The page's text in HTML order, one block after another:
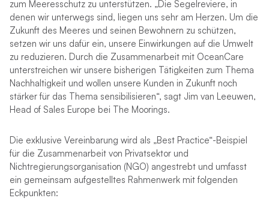
zum Meeresschutz zu unterstützen. „Die Segelreviere, in
denen wir unterwegs sind, liegen uns sehr am Herzen. Um die
Zukunft des Meeres und seinen Bewohnern zu schützen,
setzen wir uns dafür ein, unsere Einwirkungen auf die Umwelt
zu reduzieren. Durch die Zusammenarbeit mit OceanCare
unterstreichen wir unsere bisherigen Tätigkeiten zum Thema
Nachhaltigkeit und wollen unsere Kunden in Zukunft noch
stärker für das Thema sensibilisieren“, sagt Jim van Leeuwen,
Head of Sales Europe bei The Moorings.
Die exklusive Vereinbarung wird als „Best Practice“-Beispiel
für die Zusammenarbeit von Privatsektor und
Nichtregierungsorganisation (NGO) angestrebt und umfasst
ein gemeinsam aufgestelltes Rahmenwerk mit folgenden
Eckpunkten: